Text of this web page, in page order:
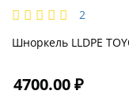
2
Шноркель LLDPE
4700.00 ₽